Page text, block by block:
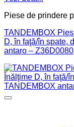
Piese de prindere
TANDEMBOX
D, în faţă/în spate,
antaro – Z36D0080